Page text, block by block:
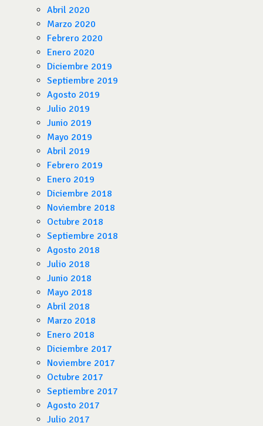
Abril 2020
Marzo 2020
Febrero 2020
Enero 2020
Diciembre 2019
Septiembre 2019
Agosto 2019
Julio 2019
Junio 2019
Mayo 2019
Abril 2019
Febrero 2019
Enero 2019
Diciembre 2018
Noviembre 2018
Octubre 2018
Septiembre 2018
Agosto 2018
Julio 2018
Junio 2018
Mayo 2018
Abril 2018
Marzo 2018
Enero 2018
Diciembre 2017
Noviembre 2017
Octubre 2017
Septiembre 2017
Agosto 2017
Julio 2017